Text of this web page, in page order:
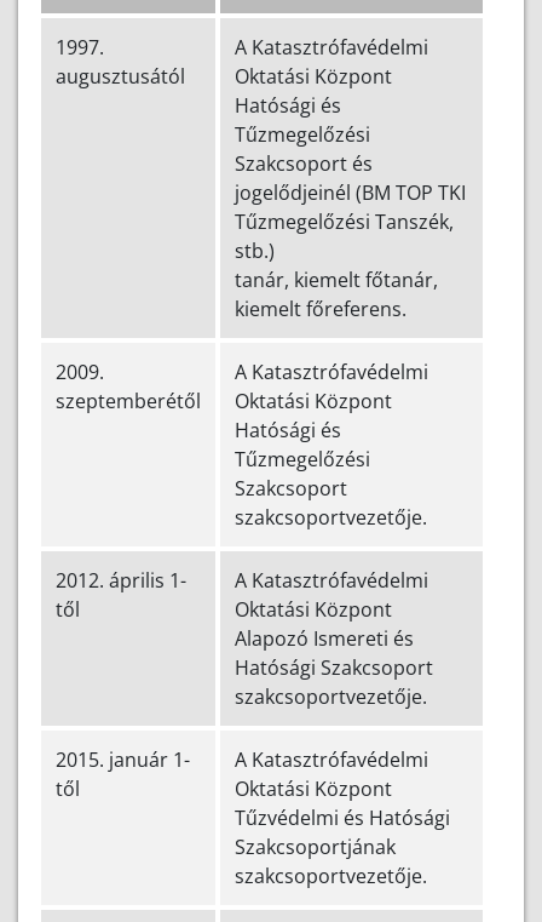
1997.
augusztusától
A Katasztrófavédelmi
Oktatási Központ
Hatósági és
Tűzmegelőzési
Szakcsoport és
jogelődjeinél (BM TOP TKI
Tűzmegelőzési Tanszék,
stb.)
tanár, kiemelt főtanár,
kiemelt főreferens.
2009.
szeptemberétől
A Katasztrófavédelmi
Oktatási Központ
Hatósági és
Tűzmegelőzési
Szakcsoport
szakcsoportvezetője.
2012. április 1-
től
A Katasztrófavédelmi
Oktatási Központ
Alapozó Ismereti és
Hatósági Szakcsoport
szakcsoportvezetője.
2015. január 1-
től
A Katasztrófavédelmi
Oktatási Központ
Tűzvédelmi és Hatósági
Szakcsoportjának
szakcsoportvezetője.